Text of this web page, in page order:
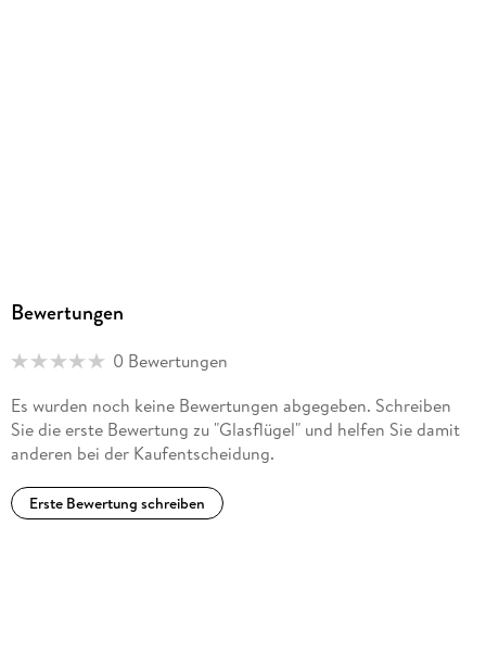
Bewertungen
0 Bewertungen
Es wurden noch keine Bewertungen abgegeben. Schreiben
Sie die erste Bewertung zu "Glasflügel" und helfen Sie damit
anderen bei der Kaufentscheidung.
Erste Bewertung schreiben